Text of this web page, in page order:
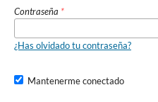
Contraseña *
¿Has olvidado tu contraseña?
Mantenerme conectado